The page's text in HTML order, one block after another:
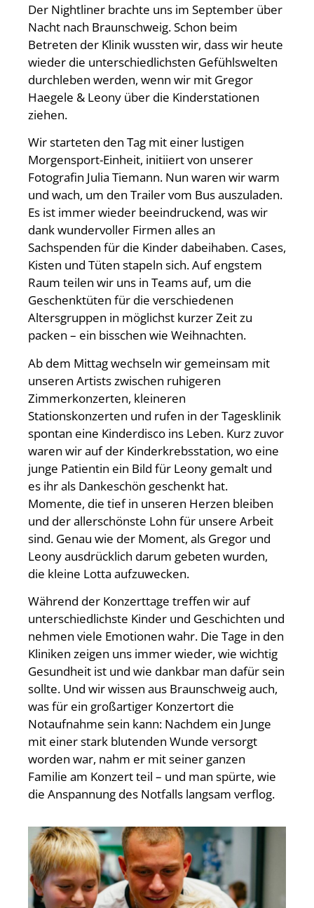
Der Nightliner brachte uns im September über
Nacht nach Braunschweig. Schon beim
Betreten der Klinik wussten wir, dass wir heute
wieder die unterschiedlichsten Gefühlswelten
durchleben werden, wenn wir mit Gregor
Haegele & Leony über die Kinderstationen
ziehen.
Wir starteten den Tag mit einer lustigen
Morgensport-Einheit, initiiert von unserer
Fotografin Julia Tiemann. Nun waren wir warm
und wach, um den Trailer vom Bus auszuladen.
Es ist immer wieder beeindruckend, was wir
dank wundervoller Firmen alles an
Sachspenden für die Kinder dabeihaben. Cases,
Kisten und Tüten stapeln sich. Auf engstem
Raum teilen wir uns in Teams auf, um die
Geschenktüten für die verschiedenen
Altersgruppen in möglichst kurzer Zeit zu
packen – ein bisschen wie Weihnachten.
Ab dem Mittag wechseln wir gemeinsam mit
unseren Artists zwischen ruhigeren
Zimmerkonzerten, kleineren
Stationskonzerten und rufen in der Tagesklinik
spontan eine Kinderdisco ins Leben. Kurz zuvor
waren wir auf der Kinderkrebsstation, wo eine
junge Patientin ein Bild für Leony gemalt und
es ihr als Dankeschön geschenkt hat.
Momente, die tief in unseren Herzen bleiben
und der allerschönste Lohn für unsere Arbeit
sind. Genau wie der Moment, als Gregor und
Leony ausdrücklich darum gebeten wurden,
die kleine Lotta aufzuwecken.
Während der Konzerttage treffen wir auf
unterschiedlichste Kinder und Geschichten und
nehmen viele Emotionen wahr. Die Tage in den
Kliniken zeigen uns immer wieder, wie wichtig
Gesundheit ist und wie dankbar man dafür sein
sollte. Und wir wissen aus Braunschweig auch,
was für ein großartiger Konzertort die
Notaufnahme sein kann: Nachdem ein Junge
mit einer stark blutenden Wunde versorgt
worden war, nahm er mit seiner ganzen
Familie am Konzert teil – und man spürte, wie
die Anspannung des Notfalls langsam verflog.